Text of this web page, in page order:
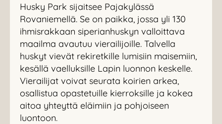
Husky Park sijaitsee Pajakylässä
Rovaniemellä. Se on paikka, jossa yli 130
ihmisrakkaan siperianhuskyn valloittava
maailma avautuu vierailijoille. Talvella
huskyt vievät rekiretkille lumisiin maisemiin,
kesällä vaelluksille Lapin luonnon keskelle.
Vierailijat voivat seurata koirien arkea,
osallistua opastetuille kierroksille ja kokea
aitoa yhteyttä eläimiin ja pohjoiseen
luontoon.